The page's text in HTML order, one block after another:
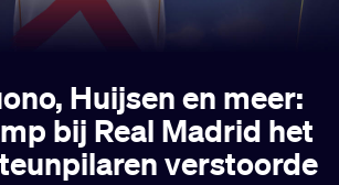
Huijsen en meer:
bij Real Madrid het
verstoorde